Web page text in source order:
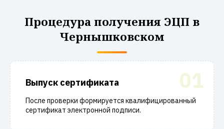
Процедура получения ЭЦП в
Чернышковском
01
Выпуск сертификата
После проверки формируется квалифицированный
сертификат электронной подписи.